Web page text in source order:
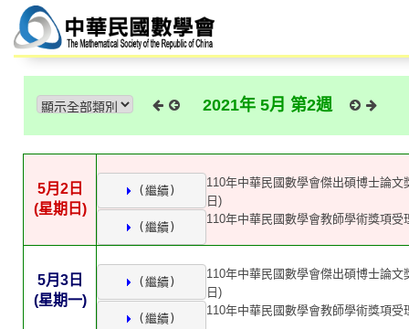
2021年 5月 第2週
5月2日
(星期日)
(繼續)
110年中華民國數學會傑出碩博士論文
日)
(繼續)
110年中華民國數學會教師學術獎項受
5月3日
(星期一)
(繼續)
110年中華民國數學會傑出碩博士論文
日)
(繼續)
110年中華民國數學會教師學術獎項受